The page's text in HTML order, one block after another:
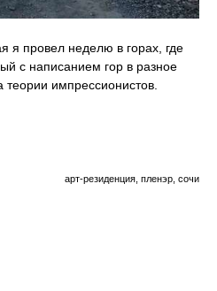
я провел неделю в горах, где
с написанием гор в разное
импрессионистов.
арт-резиденция, пленэр, сочи